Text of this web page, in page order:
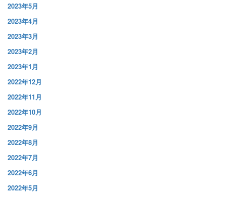
2023年5月
2023年4月
2023年3月
2023年2月
2023年1月
2022年12月
2022年11月
2022年10月
2022年9月
2022年8月
2022年7月
2022年6月
2022年5月